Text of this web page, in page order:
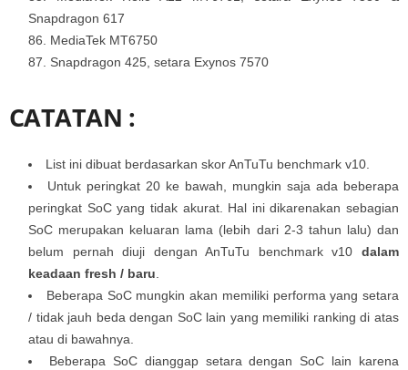
Snapdragon 617
MediaTek MT6750
Snapdragon 425, setara Exynos 7570
CATATAN :
List ini dibuat berdasarkan skor AnTuTu benchmark v10.
Untuk peringkat 20 ke bawah, mungkin saja ada beberapa
peringkat SoC yang tidak akurat. Hal ini dikarenakan sebagian
SoC merupakan keluaran lama (lebih dari 2-3 tahun lalu) dan
belum pernah diuji dengan AnTuTu benchmark v10 dalam
keadaan fresh / baru
Beberapa SoC mungkin akan memiliki performa yang setara
/ tidak jauh beda dengan SoC lain yang memiliki ranking di atas
atau di bawahnya.
Beberapa SoC dianggap setara dengan SoC lain karena